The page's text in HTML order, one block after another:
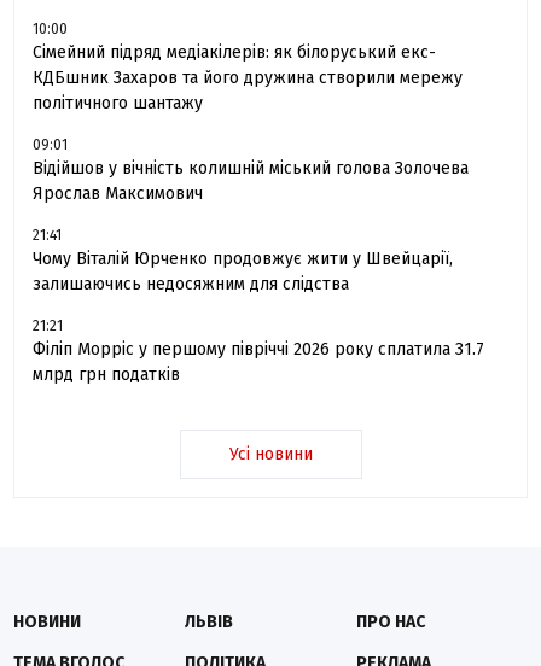
10:00
Сімейний підряд медіакілерів: як білоруський екс-
КДБшник Захаров та його дружина створили мережу
політичного шантажу
09:01
Відійшов у вічність колишній міський голова Золочева
Ярослав Максимович
21:41
Чому Віталій Юрченко продовжує жити у Швейцарії,
залишаючись недосяжним для слідства
21:21
Філіп Морріс у першому півріччі 2026 року сплатила 31.7
млрд грн податків
Усі новини
НОВИНИ
ЛЬВІВ
ПРО НАС